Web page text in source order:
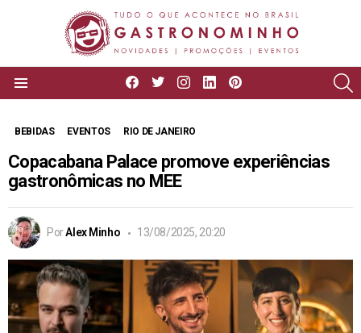
facebooktwitterinstagram
linkedin
BEBIDAS EVENTOS RIO DE JANEIRO
Copacabana Palace promove experiências
gastronômicas no MEE
PorAlex Minho 13/08/2025, 20:20